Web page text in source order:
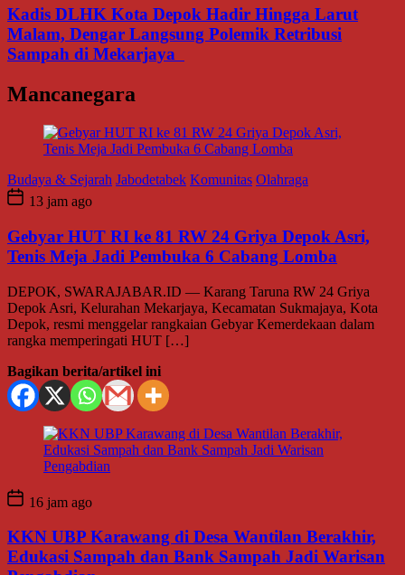
Kadis DLHK Kota Depok Hadir Hingga Larut
Malam, Dengar Langsung Polemik Retribusi
Sampah di Mekarjaya
Mancanegara
Budaya & Sejarah Jabodetabek Komunitas Olahraga
13 jam ago
Gebyar HUT RI ke 81 RW 24 Griya Depok Asri,
Tenis Meja Jadi Pembuka 6 Cabang Lomba
DEPOK, SWARAJABAR.ID — Karang Taruna RW 24 Griya
Depok Asri, Kelurahan Mekarjaya, Kecamatan Sukmajaya, Kota
Depok, resmi menggelar rangkaian Gebyar Kemerdekaan dalam
rangka memperingati HUT […]
Bagikan berita/artikel ini
16 jam ago
KKN UBP Karawang di Desa Wantilan Berakhir,
Edukasi Sampah dan Bank Sampah Jadi Warisan